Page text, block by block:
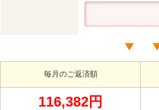
毎月のご返済額
116,382円